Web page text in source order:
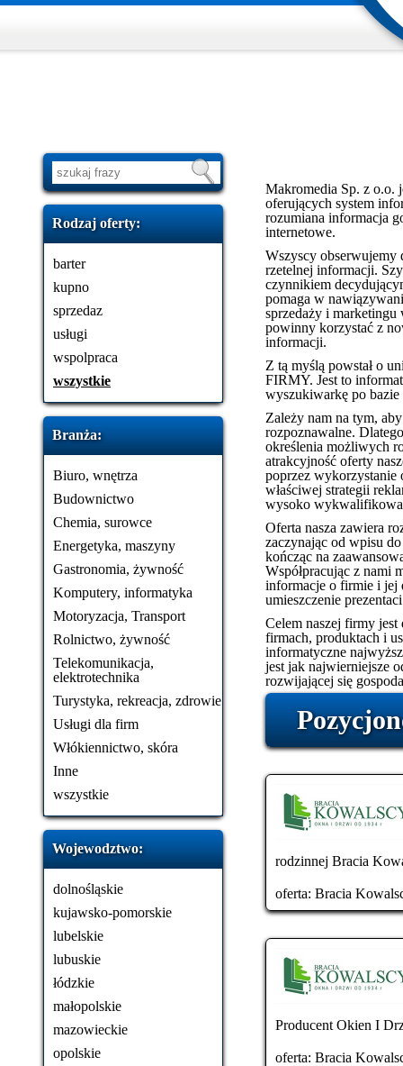
Rodzaj oferty:
barter
kupno
sprzedaz
usługi
wspolpraca
wszystkie
Branża:
Biuro, wnętrza
Budownictwo
Chemia, surowce
Energetyka, maszyny
Gastronomia, żywność
Komputery, informatyka
Motoryzacja, Transport
Rolnictwo, żywność
Telekomunikacja,
elektrotechnika
Turystyka, rekreacja, zdrowie
Usługi dla firm
Włókiennictwo, skóra
Inne
wszystkie
Wojewodztwo:
dolnośląskie
kujawsko-pomorskie
lubelskie
lubuskie
łódzkie
małopolskie
mazowieckie
opolskie
Makromedia Sp. z o.o.
oferujących system
rozumiana informacja
internetowe.
Wszyscy obserwujemy
rzetelnej informacji.
czynnikiem
pomaga w
sprzedaży i
powinny korzystać z
informacji.
Z tą myślą powstał o
FIRMY. Jest to
wyszukiwarkę po bazie
Zależy nam na tym,
rozpoznawalne.
określenia możliwych
atrakcyjność oferty
poprzez wykorzystanie
właściwej strategii
wysoko
Oferta nasza zawiera
zaczynając od wpisu
kończąc na
Współpracując z nami
informacje o firmie i jej
umieszczenie
Celem naszej firmy
firmach, produktach i
informatyczne
jest jak najwierniejsze
rozwijającej się
rodzinnej Bracia
oferta: Bracia
Producent Okien I
oferta: Bracia